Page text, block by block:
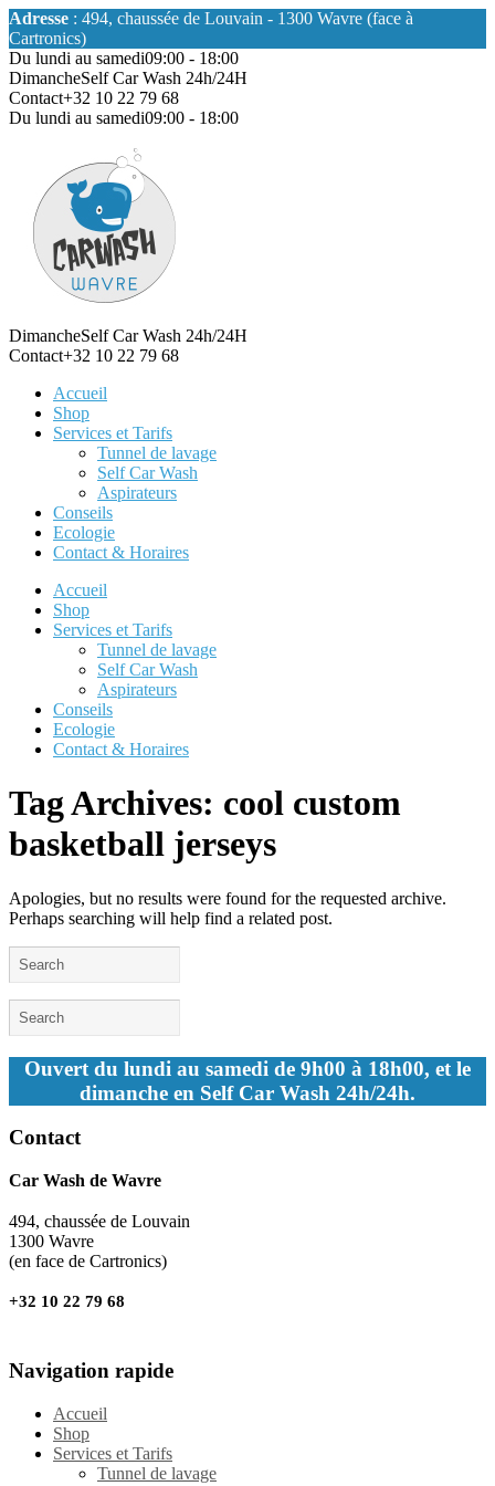
Adresse : 494, chaussée de Louvain - 1300 Wavre (face à
Cartronics)
Du lundi au samedi09:00 - 18:00
DimancheSelf Car Wash 24h/24H
Contact+32 10 22 79 68
Du lundi au samedi09:00 - 18:00
DimancheSelf Car Wash 24h/24H
Contact+32 10 22 79 68
Accueil
Shop
Services et Tarifs
Tunnel de lavage
Self Car Wash
Aspirateurs
Conseils
Ecologie
Contact & Horaires
Accueil
Shop
Services et Tarifs
Tunnel de lavage
Self Car Wash
Aspirateurs
Conseils
Ecologie
Contact & Horaires
Tag Archives: cool custom
basketball jerseys
Apologies, but no results were found for the requested archive.
Perhaps searching will help find a related post.
Ouvert du lundi au samedi de 9h00 à 18h00, et le
dimanche en Self Car Wash 24h/24h.
Contact
Car Wash de Wavre
494, chaussée de Louvain
1300 Wavre
(en face de Cartronics)
+32 10 22 79 68
Navigation rapide
Accueil
Shop
Services et Tarifs
Tunnel de lavage